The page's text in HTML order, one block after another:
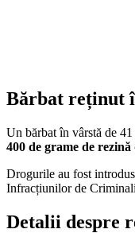
Bărbat reținut
Un bărbat în vârstă de
400 de grame de rezină
Drogurile au fost
Infracțiunilor de
Detalii despre